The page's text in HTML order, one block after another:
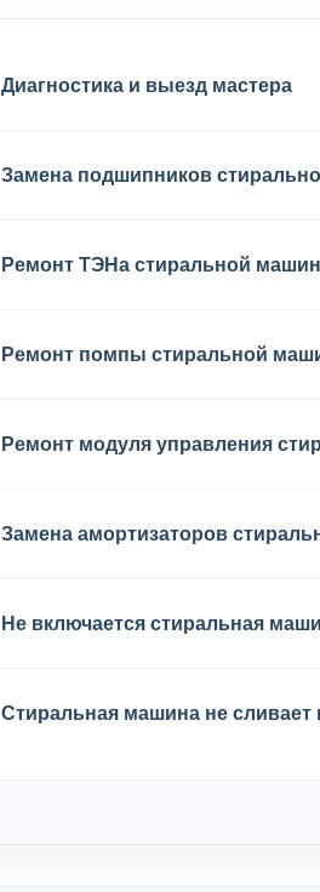
Диагностика и выезд мастера
Замена подшипников
Ремонт ТЭНа стиральной
Ремонт помпы стиральной
Ремонт модуля управления
Замена амортизаторов
Не включается стиральная
Стиральная машина не сливает